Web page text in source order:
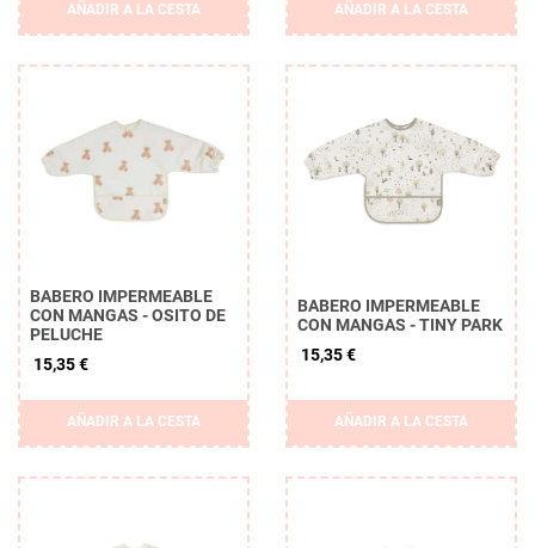
AÑADIR A LA CESTA AÑADIR A LA CESTA
BABERO IMPERMEABLE
CON MANGAS - OSITO DE
PELUCHE
15,35 €
AÑADIR A LA CESTA
BABERO IMPERMEABLE
CON MANGAS - TINY PARK
15,35 €
AÑADIR A LA CESTA